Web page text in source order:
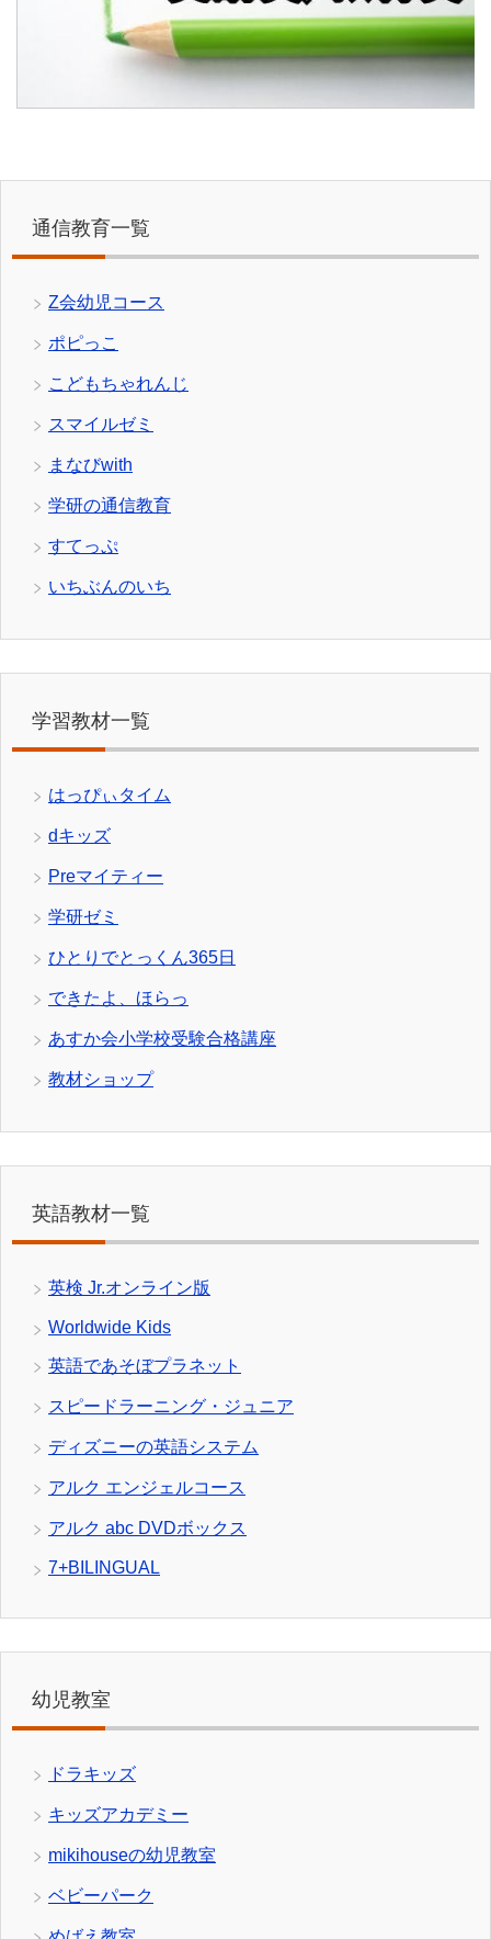
通信教育一覧
Z会幼児コース
ポピっこ
こどもちゃれんじ
スマイルゼミ
まなびwith
学研の通信教育
すてっぷ
いちぶんのいち
学習教材一覧
はっぴぃタイム
dキッズ
Preマイティー
学研ゼミ
ひとりでとっくん365日
できたよ、ほらっ
あすか会小学校受験合格講座
教材ショップ
英語教材一覧
英検 Jr.オンライン版
Worldwide Kids
英語であそぼプラネット
スピードラーニング・ジュニア
ディズニーの英語システム
アルク エンジェルコース
アルク abc DVDボックス
7+BILINGUAL
幼児教室
ドラキッズ
キッズアカデミー
mikihouseの幼児教室
ベビーパーク